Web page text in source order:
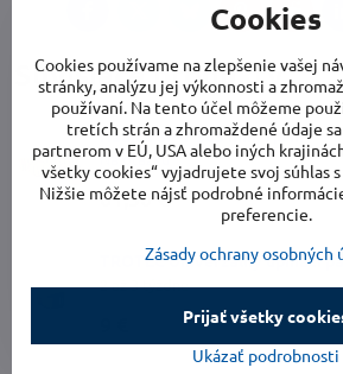
BlueskyPinterestReddit
Súvisiace produkty
Hadica SP-T 305 mm, 7,6 m
Na otázku
61,50 €
TROTEC Univerzálny upínací
2 až 3 týždne
Cookies
Cookies používame na zlepšenie vašej
stránky, analýzu jej výkonnosti a
používaní. Na tento účel môžeme
tretích strán a zhromaždené údaje
partnerom v EÚ, USA alebo iných
všetky cookies“ vyjadrujete svoj súhlas
Nižšie môžete nájsť podrobné
preferencie.
Zásady ochrany osobných
Ukázať podrobnosti
Prijať všetky